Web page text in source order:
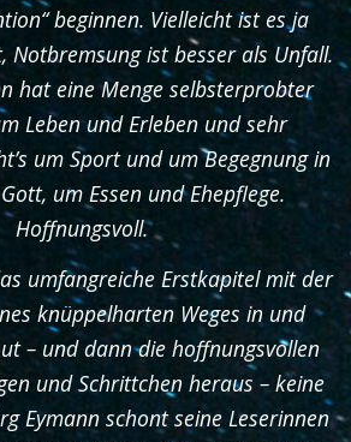
beginnen. Vielleicht ist es ja
Notbremsung ist besser als Unfall.
hat eine Menge selbsterprobter
Leben und Erleben und sehr
um Sport und um Begegnung in
um Essen und Ehepflege.
Hoffnungsvoll.
umfangreiche Erstkapitel mit der
knüppelharten Weges in und
– und dann die hoffnungsvollen
und Schrittchen heraus – keine
Eymann schont seine Leserinnen